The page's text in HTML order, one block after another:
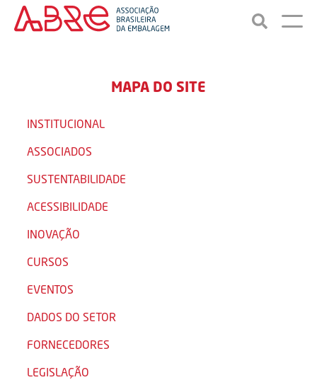
MAPA DO SITE
INSTITUCIONAL
ASSOCIADOS
SUSTENTABILIDADE
ACESSIBILIDADE
INOVAÇÃO
CURSOS
EVENTOS
DADOS DO SETOR
FORNECEDORES
LEGISLAÇÃO